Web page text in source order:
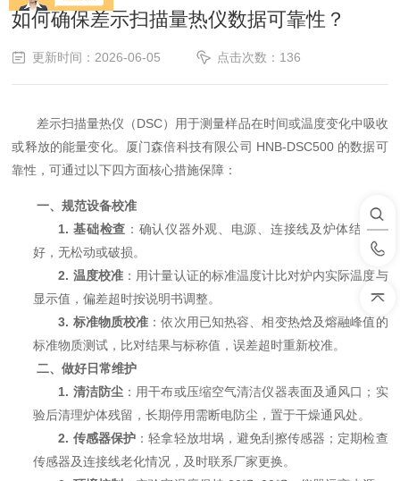
如何确保差示扫描量热仪数据可靠性？
更新时间：2026-06-05 点击次数：136
差示扫描量热仪（DSC）用于测量样品在时间或温度变化中吸收
或释放的能量变化。厦门森倍科技有限公司 HNB-DSC500 的数据可
靠性，可通过以下四方面核心措施保障：
一、规范设备校准
1.基础检查 ：确认仪器外观、电源、连接线及炉体结构完
好，无松动或破损。
2. 温度校准 ：用计量认证的标准温度计比对炉内实际温度与
显示值，偏差超时按说明书调整。
3. 标准物质校准 ：依次用已知热容、相变热焓及熔融峰值的
标准物质测试，比对结果与标称值，误差超时重新校准。
二、做好日常维护
1. 清洁防尘 ：用干布或压缩空气清洁仪器表面及通风口；实
验后清理炉体残留，长期停用需断电防尘，置于干燥通风处。
2. 传感器保护 ：轻拿轻放坩埚，避免刮擦传感器；定期检查
传感器及连接线老化情况，及时联系厂家更换。